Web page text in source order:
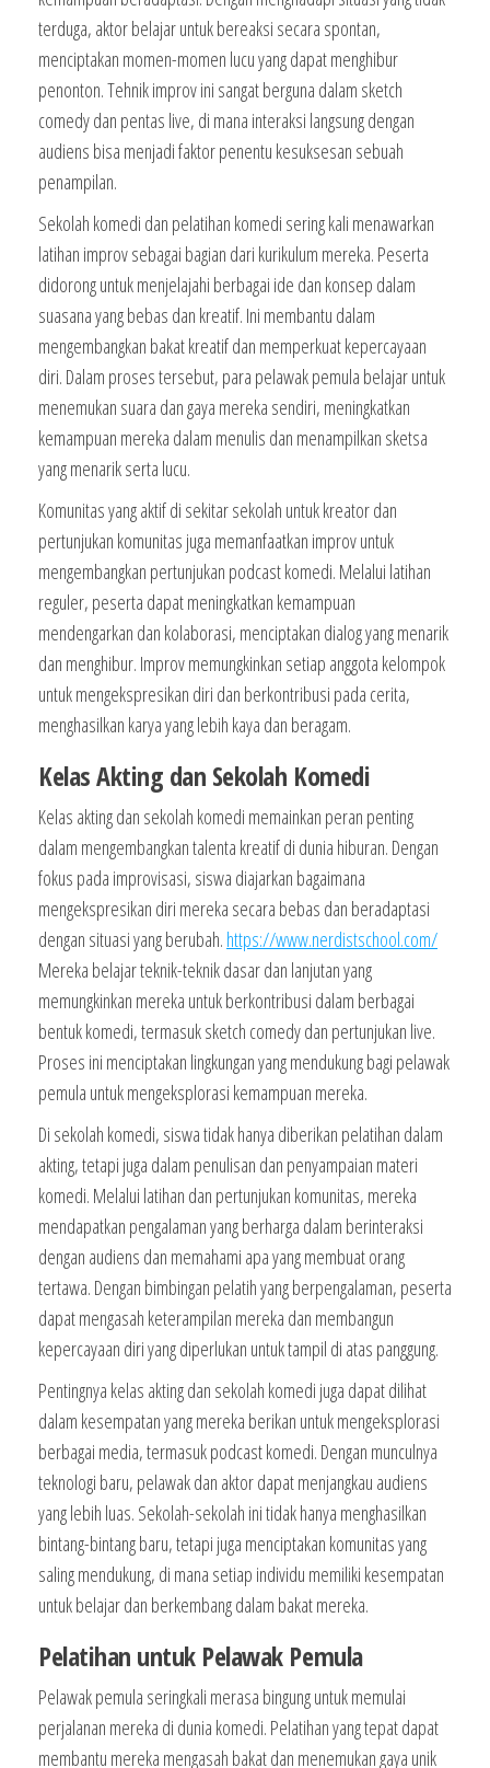
terduga, aktor belajar untuk bereaksi secara spontan,
menciptakan momen-momen lucu yang dapat menghibur
penonton. Tehnik improv ini sangat berguna dalam sketch
comedy dan pentas live, di mana interaksi langsung dengan
audiens bisa menjadi faktor penentu kesuksesan sebuah
penampilan.
Sekolah komedi dan pelatihan komedi sering kali menawarkan
latihan improv sebagai bagian dari kurikulum mereka. Peserta
didorong untuk menjelajahi berbagai ide dan konsep dalam
suasana yang bebas dan kreatif. Ini membantu dalam
mengembangkan bakat kreatif dan memperkuat kepercayaan
diri. Dalam proses tersebut, para pelawak pemula belajar untuk
menemukan suara dan gaya mereka sendiri, meningkatkan
kemampuan mereka dalam menulis dan menampilkan sketsa
yang menarik serta lucu.
Komunitas yang aktif di sekitar sekolah untuk kreator dan
pertunjukan komunitas juga memanfaatkan improv untuk
mengembangkan pertunjukan podcast komedi. Melalui latihan
reguler, peserta dapat meningkatkan kemampuan
mendengarkan dan kolaborasi, menciptakan dialog yang menarik
dan menghibur. Improv memungkinkan setiap anggota kelompok
untuk mengekspresikan diri dan berkontribusi pada cerita,
menghasilkan karya yang lebih kaya dan beragam.
Kelas Akting dan Sekolah Komedi
Kelas akting dan sekolah komedi memainkan peran penting
dalam mengembangkan talenta kreatif di dunia hiburan. Dengan
fokus pada improvisasi, siswa diajarkan bagaimana
mengekspresikan diri mereka secara bebas dan beradaptasi
dengan situasi yang berubah. https://www.nerdistschool.com/
Mereka belajar teknik-teknik dasar dan lanjutan yang
memungkinkan mereka untuk berkontribusi dalam berbagai
bentuk komedi, termasuk sketch comedy dan pertunjukan live.
Proses ini menciptakan lingkungan yang mendukung bagi pelawak
pemula untuk mengeksplorasi kemampuan mereka.
Di sekolah komedi, siswa tidak hanya diberikan pelatihan dalam
akting, tetapi juga dalam penulisan dan penyampaian materi
komedi. Melalui latihan dan pertunjukan komunitas, mereka
mendapatkan pengalaman yang berharga dalam berinteraksi
dengan audiens dan memahami apa yang membuat orang
tertawa. Dengan bimbingan pelatih yang berpengalaman, peserta
dapat mengasah keterampilan mereka dan membangun
kepercayaan diri yang diperlukan untuk tampil di atas panggung.
Pentingnya kelas akting dan sekolah komedi juga dapat dilihat
dalam kesempatan yang mereka berikan untuk mengeksplorasi
berbagai media, termasuk podcast komedi. Dengan munculnya
teknologi baru, pelawak dan aktor dapat menjangkau audiens
yang lebih luas. Sekolah-sekolah ini tidak hanya menghasilkan
bintang-bintang baru, tetapi juga menciptakan komunitas yang
saling mendukung, di mana setiap individu memiliki kesempatan
untuk belajar dan berkembang dalam bakat mereka.
Pelatihan untuk Pelawak Pemula
Pelawak pemula seringkali merasa bingung untuk memulai
perjalanan mereka di dunia komedi. Pelatihan yang tepat dapat
membantu mereka mengasah bakat dan menemukan gaya unik